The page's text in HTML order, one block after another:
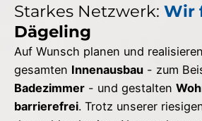
Starkes Netzwerk: Wir
Dägeling
Auf Wunsch planen und
gesamten Innenausbau - zum
Badezimmer - und gestalten
barrierefrei. Trotz unserer